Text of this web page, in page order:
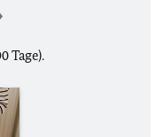
Tage).